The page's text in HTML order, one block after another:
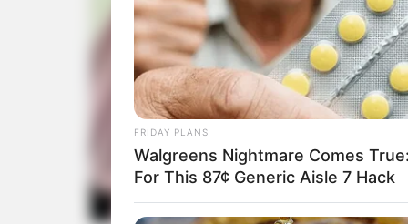
FRIDAY PLANS
Walgreens Nightmare Comes
For This 87¢ Generic Aisle 7 Hack